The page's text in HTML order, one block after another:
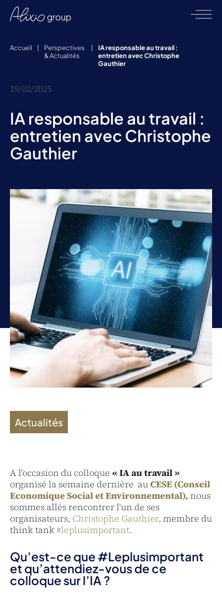
Accueil
Perspectives
& Actualités
IA responsable au travail :
entretien avec Christophe
Gauthier
19/02/2025
IA responsable au travail :
entretien avec Christophe
Gauthier
Actualités
A l’occasion du colloque « IA au travail »
organisé la semaine dernière auCESE (Conseil
Economique Social et Environnemental), nous
sommes allés rencontrer l’un de ses
organisateurs, Christophe Gauthier, membre du
think tank#leplusimportant.
Qu’est-ce que #Leplusimportant
et qu’attendiez-vous de ce
colloque sur l’IA ?